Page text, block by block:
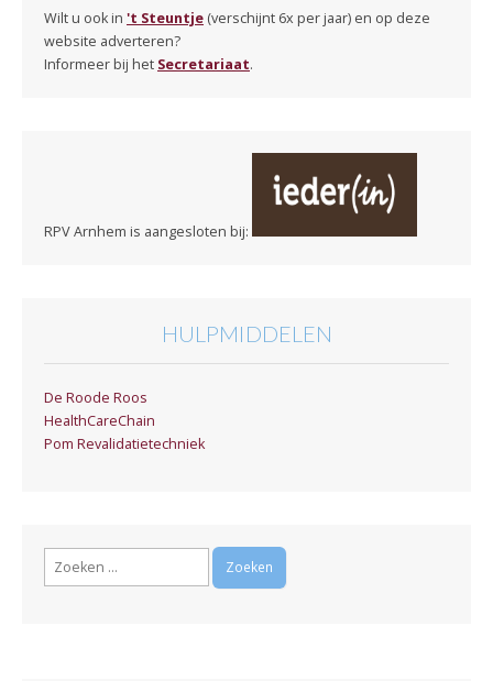
Wilt u ook in 't Steuntje (verschijnt 6x per jaar) en op deze
website adverteren?
Informeer bij het Secretariaat.
RPV Arnhem is aangesloten bij:
HULPMIDDELEN
De Roode Roos
HealthCareChain
Pom Revalidatietechniek
Zoeken